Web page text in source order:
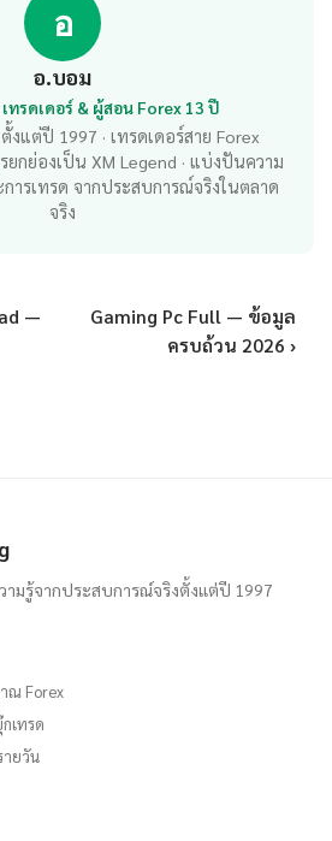
อ
อ.บอม
เทรดเดอร์ & ผู้สอน Forex 13 ปี
งแต่ปี 1997 · เทรดเดอร์สาย Forex
ยกย่องเป็น XM Legend · แบ่งปันความ
ารเทรด จากประสบการณ์จริงในตลาด
จริง
—
Gaming Pc Full — ข้อมูล
ครบถ้วน 2026 ›
วามรู้จากประสบการณ์จริงตั้งแต่ปี 1997
ณ Forex
เทรด
ยวัน